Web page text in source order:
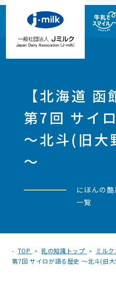
【北海道 函
第7回 サイ
～北斗(旧大
～
にほんの
一覧
TOP 乳の知識トップ ミル
第7回 サイロが語る歴史 ～北斗(旧